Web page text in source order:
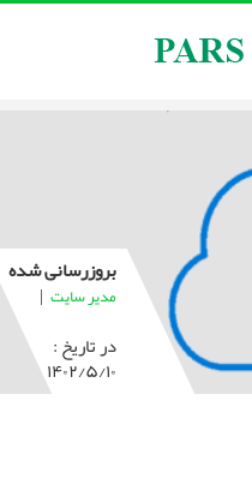
بروزرسانی شده
مدیر سایت |
در تاریخ :
۱۴۰۲/۵/۱۰